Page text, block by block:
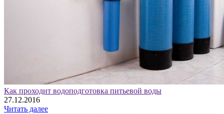
Как проходит водоподготовка питьевой воды
27.12.2016
Читать далее